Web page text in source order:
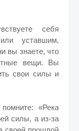
себя
уставшим,
вы знаете, что
вещи. Вы
свои силы и
«Река
силы, а из-за